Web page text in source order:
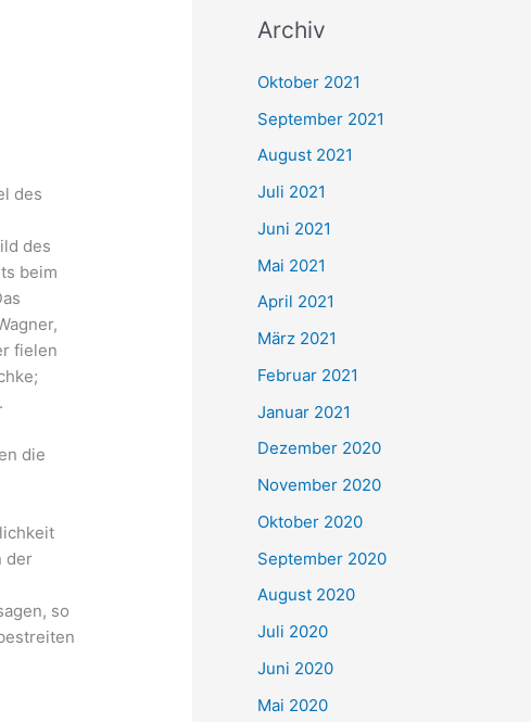
des
des
beim
fielen
die
der
so
h
e
n
h
:
Archiv
Oktober 2021
September 2021
August 2021
Juli 2021
Juni 2021
Mai 2021
April 2021
März 2021
Februar 2021
Januar 2021
Dezember 2020
November 2020
Oktober 2020
September 2020
August 2020
Juli 2020
Juni 2020
Mai 2020